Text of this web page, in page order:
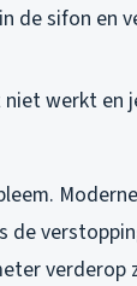
de sifon en
niet werkt en
de
verderop